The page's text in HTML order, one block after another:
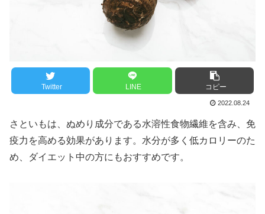
Twitter LINE コピー
2022.08.24
さといもは、ぬめり成分である水溶性食物繊維を含み、免
疫力を高める効果があります。水分が多く低カロリーのた
め、ダイエット中の方にもおすすめです。